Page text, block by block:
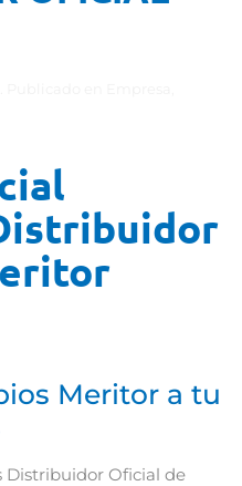
Meritor a tu
Distribuidor Oficial de